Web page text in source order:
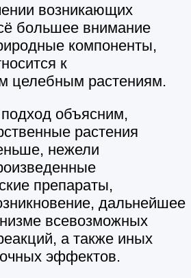
возникающих
большее внимание
компоненты,
к
целебным растениям.
объясним,
растения
нежели
препараты,
дальнейшее
всевозможных
а также иных
эффектов.